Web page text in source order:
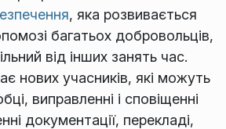
, яка розвивається
багатьох добровольців,
від інших занять час.
нових учасників, які можуть
виправленні і сповіщенні
документації, перекладі,